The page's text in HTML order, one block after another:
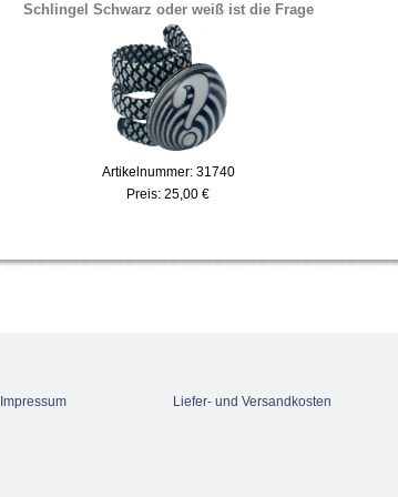
Schlingel Schwarz oder weiß ist die Frage
Artikelnummer: 31740
Preis: 25,00 €
Impressum Liefer- und Versandkosten